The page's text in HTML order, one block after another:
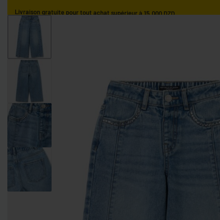
Livraison gratuite pour tout achat supérieur à 15.000 DZD.
GARÇONS 0-9 MOIS GARÇONS 9-36 MOIS GARÇONS 3-10 ANS
FILLES 9-36 MOIS